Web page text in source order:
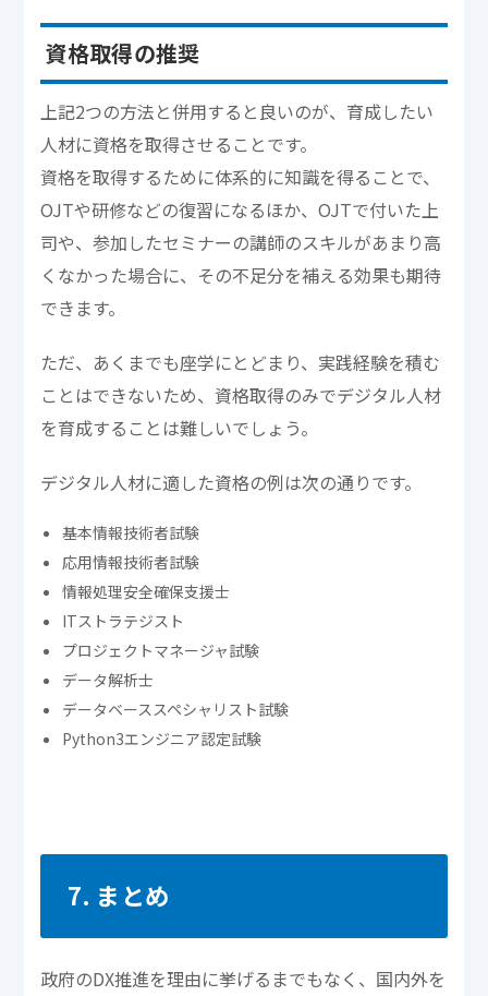
資格取得の推奨
上記2つの方法と併用すると良いのが、育成したい
人材に資格を取得させることです。
資格を取得するために体系的に知識を得ることで、
OJTや研修などの復習になるほか、OJTで付いた上
司や、参加したセミナーの講師のスキルがあまり高
くなかった場合に、その不足分を補える効果も期待
できます。
ただ、あくまでも座学にとどまり、実践経験を積む
ことはできないため、資格取得のみでデジタル人材
を育成することは難しいでしょう。
デジタル人材に適した資格の例は次の通りです。
基本情報技術者試験
応用情報技術者試験
情報処理安全確保支援士
ITストラテジスト
プロジェクトマネージャ試験
データ解析士
データベーススペシャリスト試験
Python3エンジニア認定試験
7. まとめ
政府のDX推進を理由に挙げるまでもなく、国内外を